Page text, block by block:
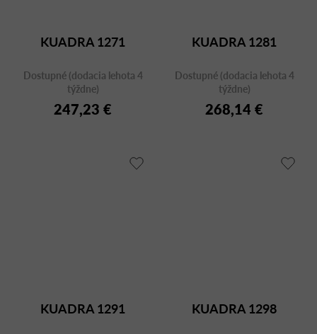
KUADRA 1271
Dostupné (dodacia lehota 4
týždne)
247,23 €
KUADRA 1281
Dostupné (dodacia lehota 4
týždne)
268,14 €
KUADRA 1291 KUADRA 1298